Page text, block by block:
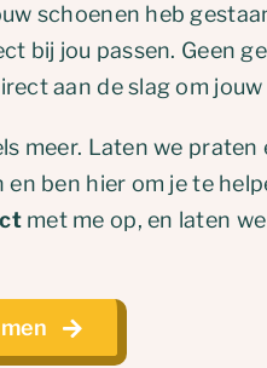
schoenen heb
bij jou passen. Geen
aan de slag om
meer. Laten we praten
ben hier om je te
met me op, en laten